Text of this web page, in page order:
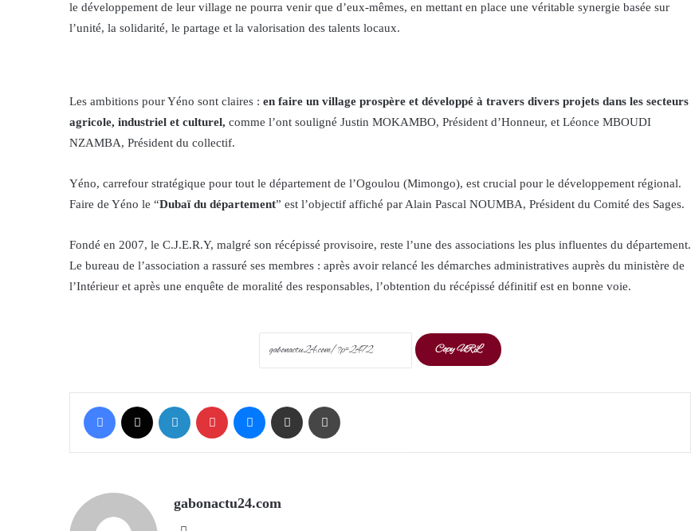
le développement de leur village ne pourra venir que d’eux-mêmes, en mettant en place une véritable synergie basée sur
l’unité, la solidarité, le partage et la valorisation des talents locaux.
Les ambitions pour Yéno sont claires : en faire un village prospère et développé à travers divers projets dans les secteurs
agricole, industriel et culturel, comme l’ont souligné Justin MOKAMBO, Président d’Honneur, et Léonce MBOUDI
NZAMBA, Président du collectif.
Yéno, carrefour stratégique pour tout le département de l’Ogoulou (Mimongo), est crucial pour le développement régional.
Faire de Yéno le “Dubaï du département” est l’objectif affiché par Alain Pascal NOUMBA, Président du Comité des Sages.
Fondé en 2007, le C.J.E.R.Y, malgré son récépissé provisoire, reste l’une des associations les plus influentes du département.
Le bureau de l’association a rassuré ses membres : après avoir relancé les démarches administratives auprès du ministère de
l’Intérieur et après une enquête de moralité des responsables, l’obtention du récépissé définitif est en bonne voie.
Copy URL
Facebook LinkedIn Pinterest Messenger Share via Email
gabonactu24.com